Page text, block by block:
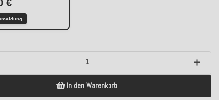
€
In den Warenkorb